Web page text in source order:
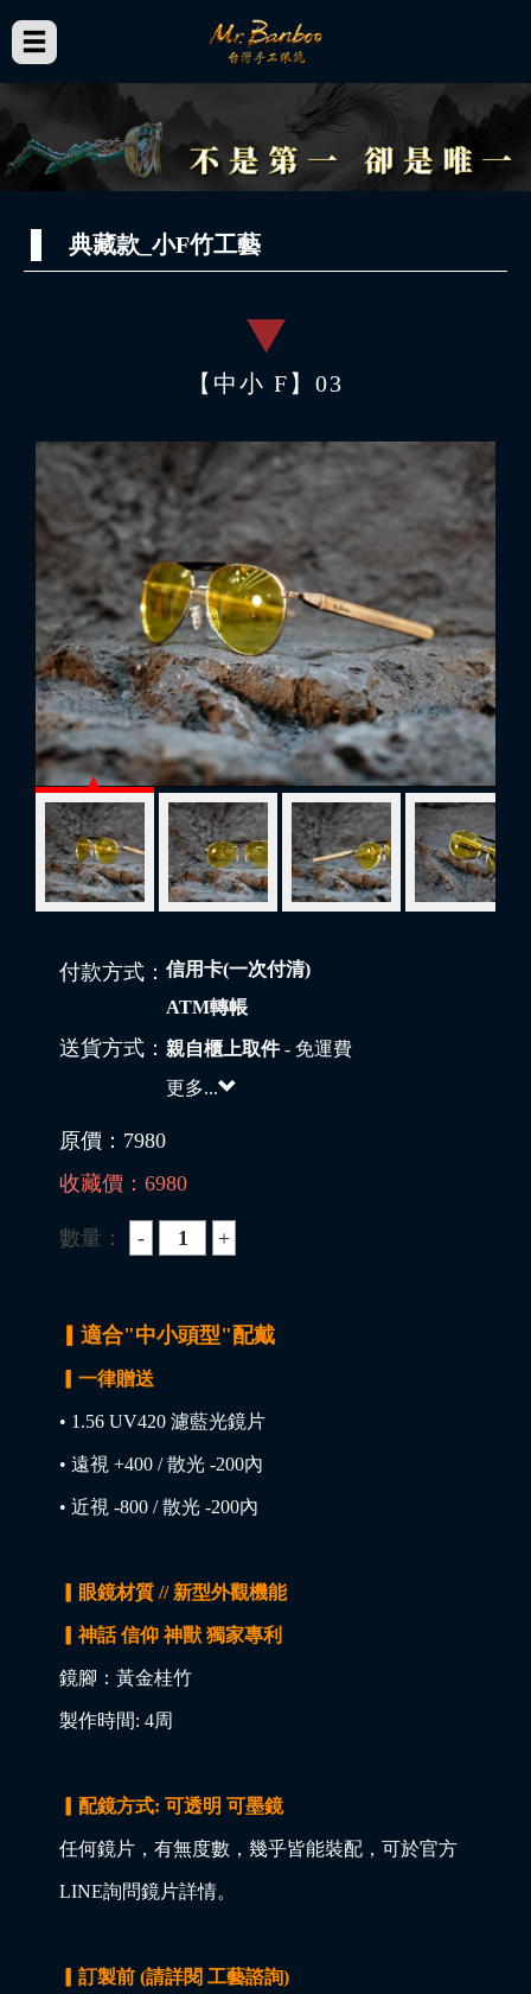
典藏款_小F竹工藝
【中小 F】03
付款方式： 信用卡(一次付清)
ATM轉帳
送貨方式： 親自櫃上取件- 免運費
更多...
原價： 7980
收藏價： 6980
數量：
▎適合"中小頭型"配戴
▎一律贈送
• 1.56 UV420 濾藍光鏡片
• 遠視 +400 / 散光 -200內
• 近視 -800 / 散光 -200內
▎眼鏡材質 // 新型外觀機能
▎神話 信仰 神獸 獨家專利
鏡腳：黃金桂竹
製作時間: 4周
▎配鏡方式: 可透明 可墨鏡
任何鏡片，有無度數，幾乎皆能裝配，可於官方
LINE詢問鏡片詳情。
▎訂製前 (請詳閱 工藝諮詢)